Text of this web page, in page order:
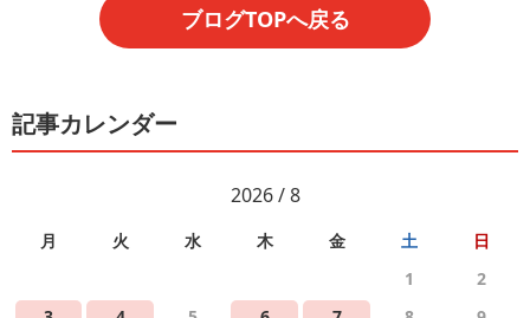
ブログTOPへ戻る
記事カレンダー
2026 / 8
月 火 水 木 金 土
日
1
2